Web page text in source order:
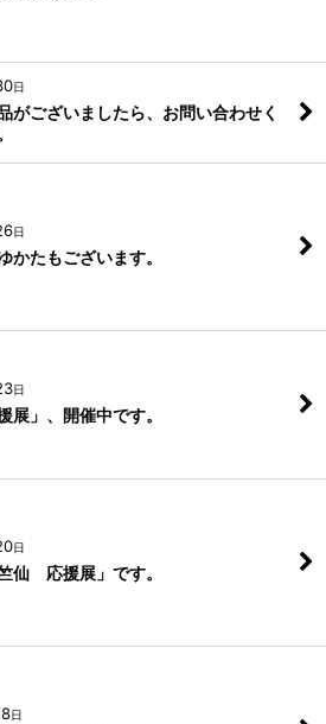
日
がございましたら、お問い合わせく
日
かたもございます。
日
展」、開催中です。
日
仙 応援展」です。
日